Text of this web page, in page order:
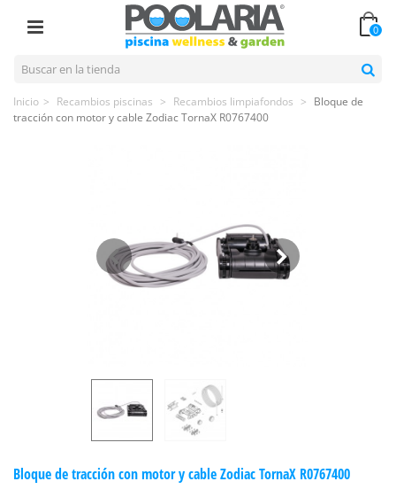
0
Inicio > Recambios piscinas > Recambios limpiafondos > Bloque de
tracción con motor y cable Zodiac TornaX R0767400
Bloque de tracción con motor y cable Zodiac TornaX R0767400